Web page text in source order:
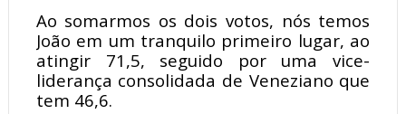
Ao somarmos os dois votos, nós temos
João em um tranquilo primeiro lugar, ao
atingir 71,5, seguido por uma vice-
liderança consolidada de Veneziano que
tem 46,6.